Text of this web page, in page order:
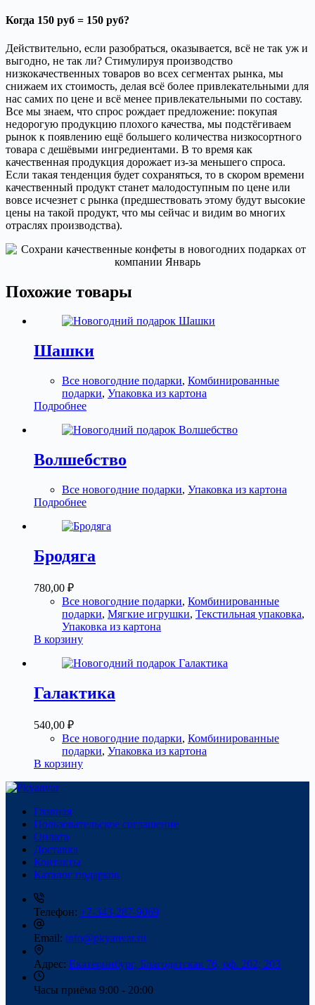
Когда 150 руб = 150 руб?
Действительно, если разобраться, оказывается, всё не так уж и
выгодно, не так ли? Стимулируя производство
низкокачественных товаров во всех сегментах рынка, мы
снижаем их стоимость, делая всё более привлекательными для
нас самих по цене и всё менее привлекательными по составу.
Все мы знаем, что спрос рождает предложение: покупая
недорогую продукцию плохого качества, мы подстёгиваем
рынок к появлению ещё большего количества низкосортного
товара с дешёвыми ингредиентами. В то время как
качественная продукция дорожает из-за меньшего спроса.
Если такая тенденция будет сохраняться, то в скором времени
качественный продукт станет малодоступным по цене или
вовсе исчезнет с рынка (предшествовать этому будут высокие
цены на такой продукт, что мы сейчас и видим во многих
отраслях производства).
Похожие товары
Шашки
Все новогодние подарки, Комбинированные
подарки, Упаковка из картона
Подробнее
Волшебство
Все новогодние подарки, Упаковка из картона
Подробнее
Бродяга
780,00 ₽
Все новогодние подарки, Комбинированные
подарки, Мягкие игрушки, Текстильная упаковка,
Упаковка из картона
В корзину
Галактика
540,00 ₽
Все новогодние подарки, Комбинированные
подарки, Упаковка из картона
В корзину
Главная
Пользовательское соглашение
Оплата
Доставка
Контакты
Каталог подарков
Телефон: +7-343-287-9069
Email: info@pkyanvar.ru
Адрес: Екатеринбург, Благодатская 76, оф. 202; 203
Часы приёма 9:00 - 20:00